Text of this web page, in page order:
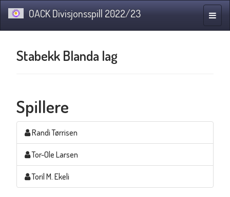
OACK Divisjonsspill 2022/23
Stabekk Blanda lag
Spillere
Randi Tørrisen
Tor-Ole Larsen
Toril M. Ekeli